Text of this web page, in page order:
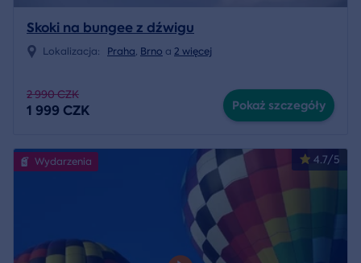
Skoki na bungee z dźwigu
Lokalizacja: Praha, Brno a 2 więcej
2 990 CZK
1 999 CZK Pokaż szczegóły
4.7/5
Wydarzenia